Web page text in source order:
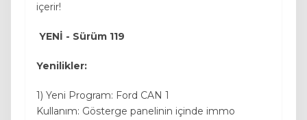
içerir!
YENİ - Sürüm 119
Yenilikler:
1) Yeni Program: Ford CAN 1
Kullanım: Gösterge panelinin içinde immo